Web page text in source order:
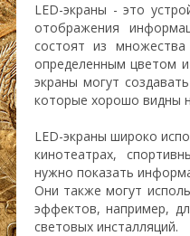
LED-экраны - это
отображения
состоят из
определенным цветом
экраны могут
которые хорошо видны
LED-экраны широко
кинотеатрах,
нужно показать
Они также могут
эффектов, например,
световых инсталляций.